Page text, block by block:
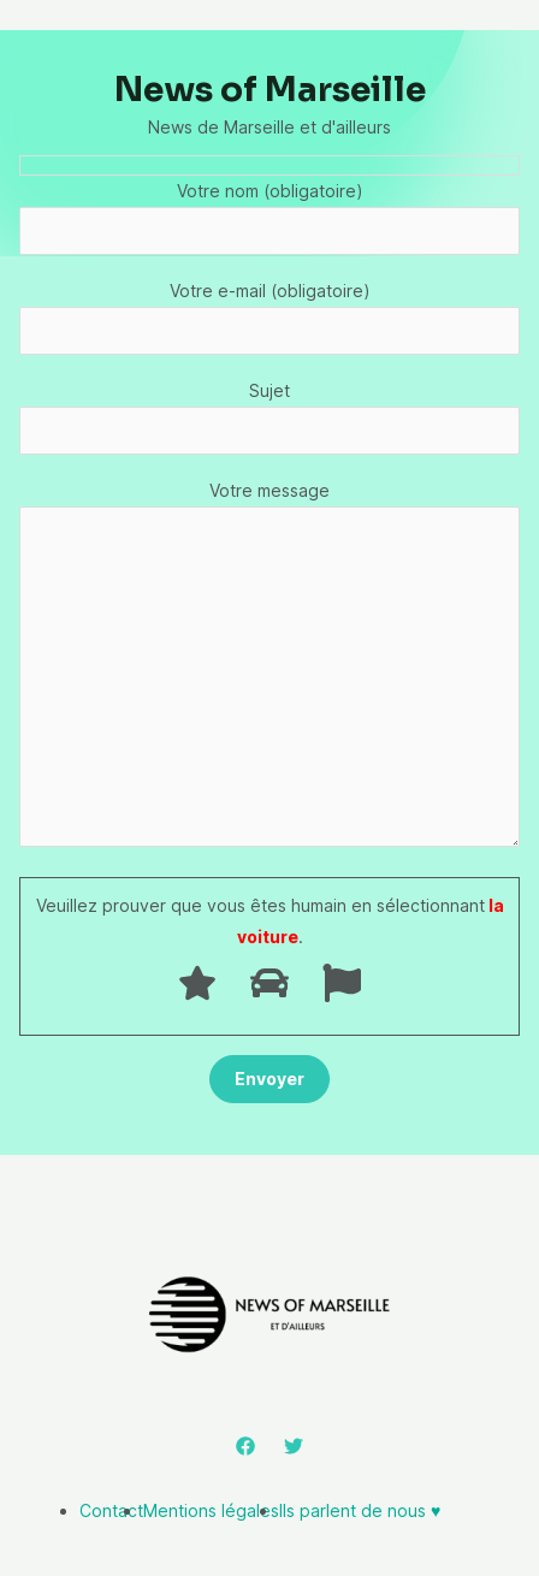
News of Marseille
News de Marseille et d'ailleurs
Votre nom (obligatoire)
Votre e-mail (obligatoire)
Sujet
Votre message
Veuillez prouver que vous êtes humain en sélectionnantla
voiture.
ContactMentions légalesIls parlent de nous ♥️